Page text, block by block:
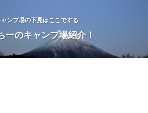
ャンプ場の下見はここでする
ーのキャンプ場紹介！